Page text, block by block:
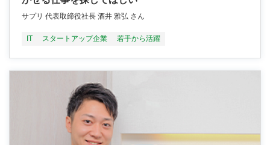
サプリ 代表取締役社長 酒井 雅弘 さん
IT スタートアップ企業 若手から活躍